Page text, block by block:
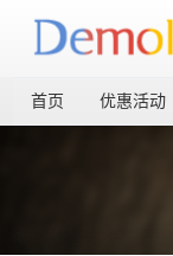
首页 优惠活动